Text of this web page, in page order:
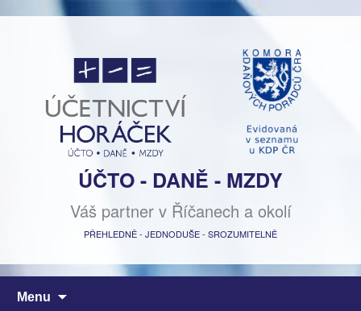
ÚČTO - DANĚ - MZDY
Váš partner v Říčanech a okolí
PŘEHLEDNĚ - JEDNODUŠE - SROZUMITELNĚ
Menu